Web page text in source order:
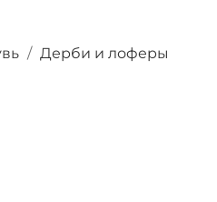
Дерби и лоферы